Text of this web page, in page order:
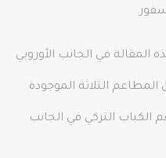
هذه المقالة في الجانب الأوروبي
الثلاثة الموجودة
التركي في الجانب